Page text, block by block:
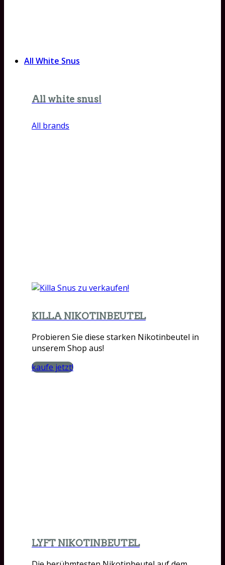
All White Snus
All white snus!
All brands
KILLA NIKOTINBEUTEL
Probieren Sie diese starken Nikotinbeutel in
unserem Shop aus!
kaufe jetzt!
LYFT NIKOTINBEUTEL